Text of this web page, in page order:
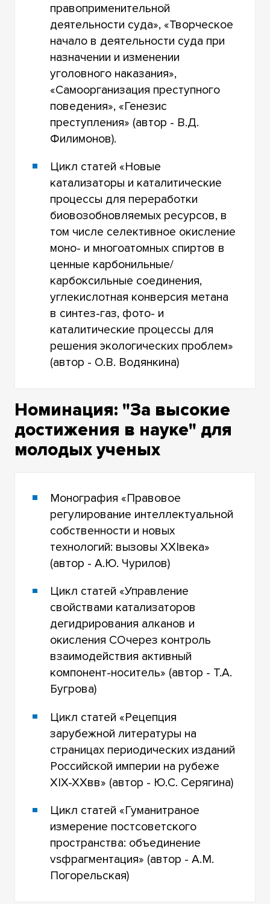
правоприменительной
деятельности суда», «Творческое
начало в деятельности суда при
назначении и изменении
уголовного наказания»,
«Самоорганизация преступного
поведения», «Генезис
преступления» (автор - В.Д.
Филимонов).
Цикл статей «Новые
катализаторы и каталитические
процессы для переработки
биовозобновляемых ресурсов, в
том числе селективное окисление
моно- и многоатомных спиртов в
ценные карбонильные/
карбоксильные соединения,
углекислотная конверсия метана
в синтез-газ, фото- и
каталитические процессы для
решения экологических проблем»
(автор - О.В. Водянкина)
Номинация: "За высокие
достижения в науке" для
молодых ученых
Монография «Правовое
регулирование интеллектуальной
собственности и новых
технологий: вызовы XXIвека»
(автор - А.Ю. Чурилов)
Цикл статей «Управление
свойствами катализаторов
дегидрирования алканов и
окисления COчерез контроль
взаимодействия активный
компонент-носитель» (автор - Т.А.
Бугрова)
Цикл статей «Рецепция
зарубежной литературы на
страницах периодических изданий
Российской империи на рубеже
XIX-XXвв» (автор - Ю.С. Серягина)
Цикл статей «Гуманитраное
измерение постсоветского
пространства: объединение
vsфрагментация» (автор - А.М.
Погорельская)